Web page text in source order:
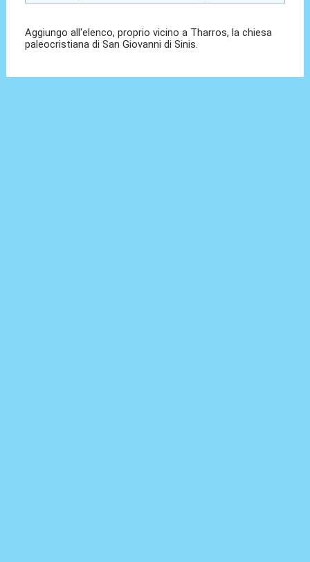
Aggiungo all'elenco, proprio vicino a Tharros, la chiesa
paleocristiana di San Giovanni di Sinis.